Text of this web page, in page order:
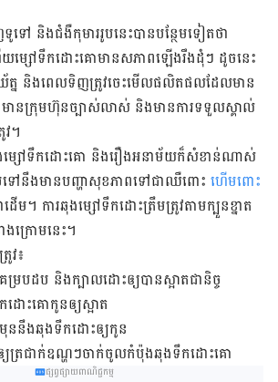
ទៅ និង​ជំងឺ​កុមារ​រូប​នេះបាន​បន្ថែម​ទៀត​ថា
ៅ​ទឹក​ដោះ​គោ​មាន​សភាព​ឡើង​រឹង​ដុំ​ៗ ដូចនេះ​
ត្ន និង​ពេល​ទិញ​ត្រូវ​ចេះ​មើល​ផលិតផល​ដែល​មាន​
ន​ក្រុមហ៊ុន​ច្បាស់លាស់ និង​មាន​ការ​ទទួល​ស្គាល់​
។
ម្សៅ​ទឹក​ដោះ​គោ និង​រឿង​អនាម័យ​ក៏​សំខាន់​ណាស់​
ៅ​នឹង​មាន​បញ្ហា​សុខភាព​ទៅ​ជា​ឈឺពោះ ហើមពោះ
ម។ ការ​ឆុង​ម្សៅ​ទឹកដោះ​ត្រឹម​ត្រូវ​តាម​ក្បួន​ខ្នាត
ង​ក្រោម​នេះ។
វ៖
រប​ដប និង​ក្បាល​ដោះ​ឲ្យ​បាន​ស្អាត​ជានិច្ច
ោះ​គោ​កូន​ឲ្យ​ស្អាត
មុន​នឹង​ឆុង​ទឹកដោះ​ឲ្យ​កូន
ត្រជាក់​ឧណ្ហៗ​ចាក់​ចូល​កំប៉ុង​ឆុង​ទឹក​ដោះ​គោ
ផ្សព្វផ្សាយពាណិជ្ជកម្ម